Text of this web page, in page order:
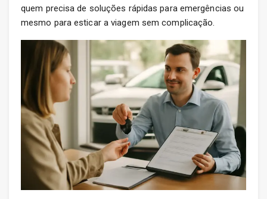
quem precisa de soluções rápidas para emergências ou
mesmo para esticar a viagem sem complicação.